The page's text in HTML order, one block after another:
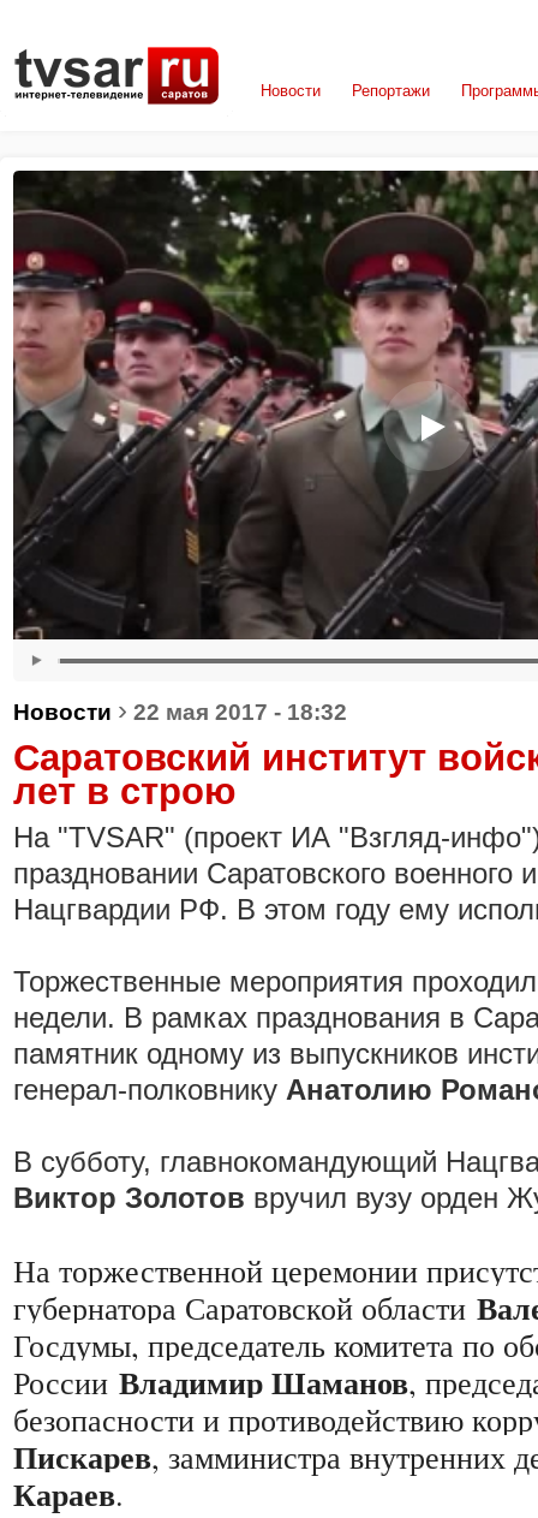
Новости Репортажи
Новости › 22 мая 2017 - 18:32
Саратовский институт
лет в строю
На "TVSAR" (проект ИА "Взгляд-
праздновании Саратовского военного
Нацгвардии РФ. В этом году ему
Торжественные мероприятия
недели. В рамках празднования в
памятник одному из выпускников
генерал-полковнику Анатолию
В субботу, главнокомандующий
Виктор Золотов вручил вузу орден
На торжественной церемонии
губернатора Саратовской области
Госдумы, председатель комитета по
России Владимир Шаманов,
безопасности и противодействию
Пискарев, замминистра внутренних
Караев.